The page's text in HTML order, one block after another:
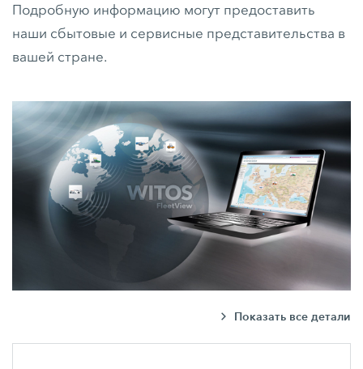
Подробную информацию могут предоставить
наши сбытовые и сервисные представительства в
вашей стране.
Показать все детали